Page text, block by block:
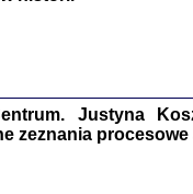
Justyna
zeznania procesowe